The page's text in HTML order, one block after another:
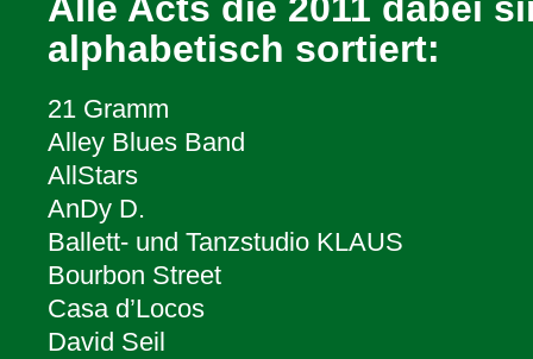
alphabetisch sortiert:
21 Gramm
Alley Blues Band
AllStars
AnDy D.
Ballett- und Tanzstudio KLAUS
Bourbon Street
Casa d’Locos
David Seil